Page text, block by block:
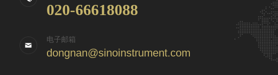
020-66618088
电子邮箱
dongnan@sinoinstrument.com